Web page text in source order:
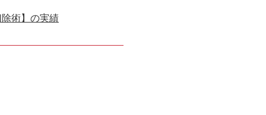
術】の実績